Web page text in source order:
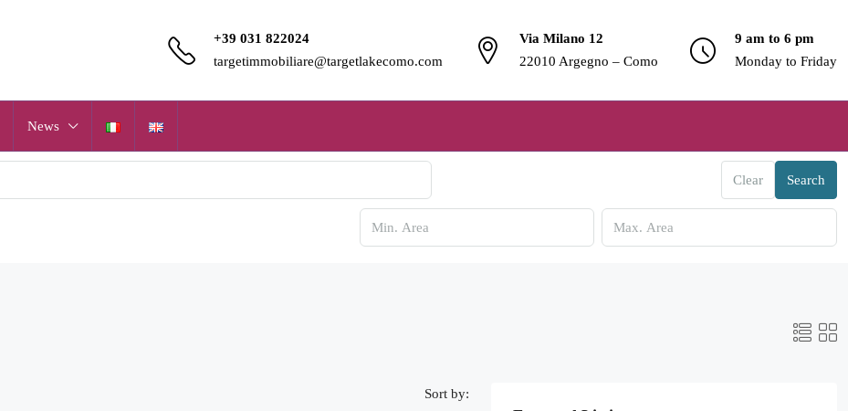
+39 031 822024
targetimmobiliare@targetlakecomo.com
Via Milano 12
22010 Argegno – Como
9 am to 6 pm
Monday to Friday
News
Clear Search
Sort by: